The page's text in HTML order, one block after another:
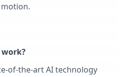
work?
of-the-art AI technology